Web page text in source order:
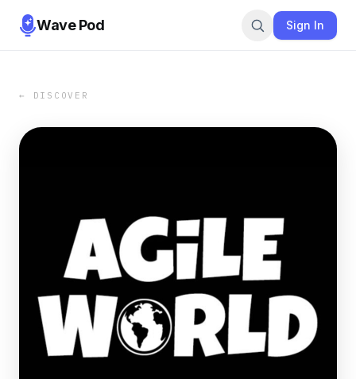
Wave Pod Sign In
← DISCOVER